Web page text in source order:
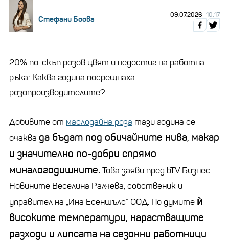
Стефани Боова 09.07.2026 10:17
20% по-скъп розов цвят и недостиг на работна
ръка: Каква година посрещнаха
розопроизводителите?
Добивите от маслодайна роза тази година се
очаква да бъдат под обичайните нива, макар
и значително по-добри спрямо
миналогодишните. Това заяви пред bTV Бизнес
Новините Веселина Ралчева, собственик и
управител на „Ина Есеншълс“ ООД. По думите ѝ
високите температури, нарастващите
разходи и липсата на сезонни работници